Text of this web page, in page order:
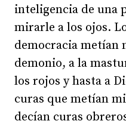
inteligencia de una
mirarle a los ojos.
democracia metían
demonio, a la
los rojos y hasta a
curas que metían
decían curas